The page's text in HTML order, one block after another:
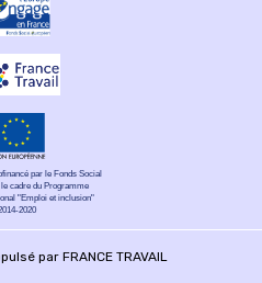
par le Fonds Social
le cadre du Programme
"Emploi et inclusion"
2020
par FRANCE TRAVAIL